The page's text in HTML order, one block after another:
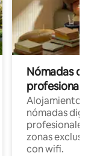
Nómadas
Alojamientos
nómadas
profesionales
zonas
con wifi.